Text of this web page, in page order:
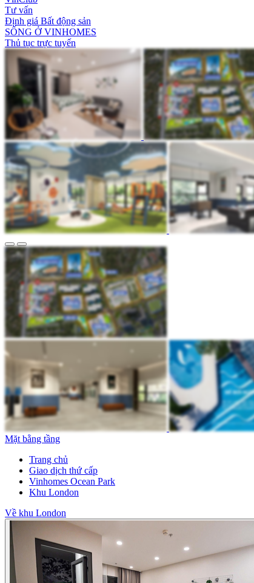
Tư vấn
Định giá Bất động sản
SỐNG Ở VINHOMES
Thủ tục trực tuyến
Mặt bằng tầng
Trang chủ
Giao dịch thứ cấp
Vinhomes Ocean Park
Khu London
Về khu London